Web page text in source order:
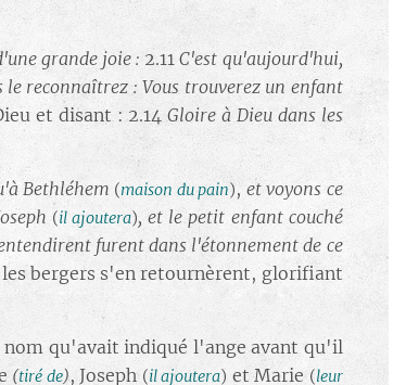
grande joie : 2.11C'est qu'aujourd'hui,
le reconnaîtrez : Vous trouverez un enfant
et disant : 2.14Gloire à Dieu dans les
Bethléhem (maison du pain), et voyons ce
(il ajoutera), et le petit enfant couché
furent dans l'étonnement de ce
les bergers s'en retournèrent, glorifiant
nom qu'avait indiqué l'ange avant qu'il
(tiré de), Joseph (il ajoutera) et Marie(leur